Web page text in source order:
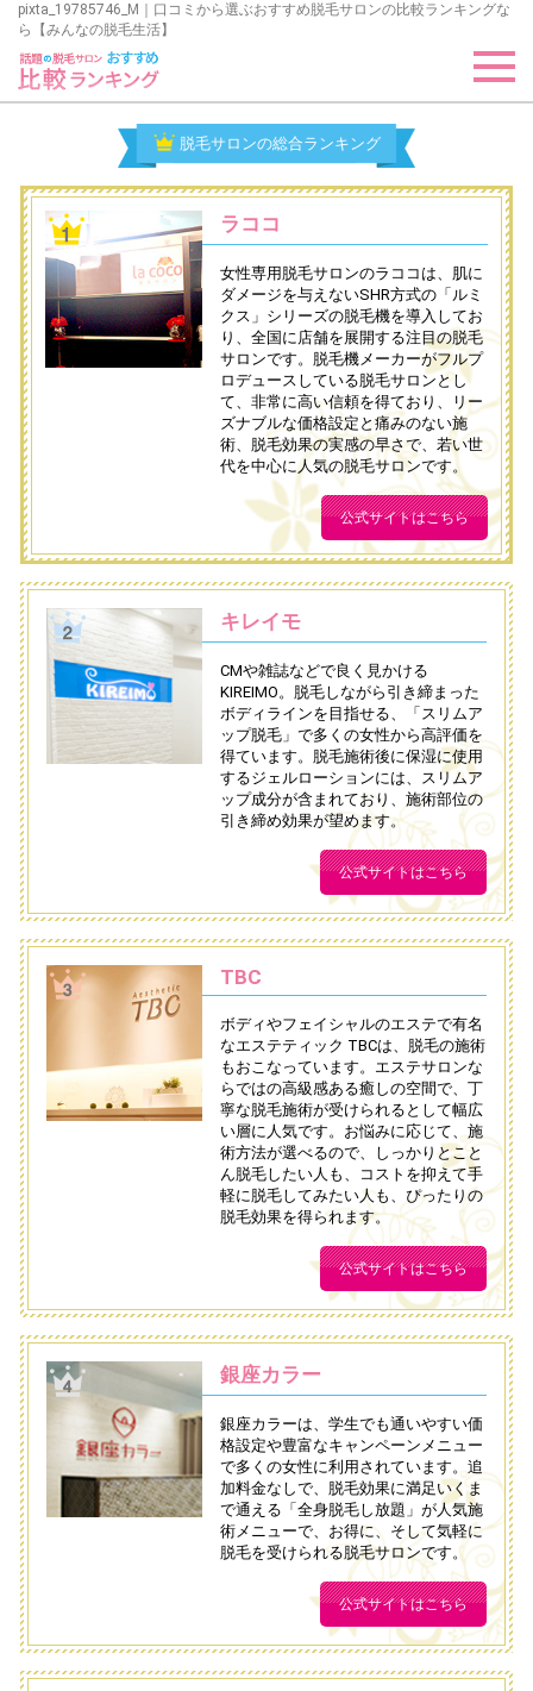
pixta_19785746_M｜口コミから選ぶおすすめ脱毛サロンの比較ランキングな
ら【みんなの脱毛生活】
脱毛サロンの総合ランキング
ラココ
女性専用脱毛サロンのラココは、肌に
ダメージを与えないSHR方式の「ルミ
クス」シリーズの脱毛機を導入してお
り、全国に店舗を展開する注目の脱毛
サロンです。脱毛機メーカーがフルプ
ロデュースしている脱毛サロンとし
て、非常に高い信頼を得ており、リー
ズナブルな価格設定と痛みのない施
術、脱毛効果の実感の早さで、若い世
代を中心に人気の脱毛サロンです。
公式サイトはこちら
キレイモ
CMや雑誌などで良く見かける
KIREIMO。脱毛しながら引き締まった
ボディラインを目指せる、「スリムア
ップ脱毛」で多くの女性から高評価を
得ています。脱毛施術後に保湿に使用
するジェルローションには、スリムア
ップ成分が含まれており、施術部位の
引き締め効果が望めます。
公式サイトはこちら
TBC
ボディやフェイシャルのエステで有名
なエステティック TBCは、脱毛の施術
もおこなっています。エステサロンな
らではの高級感ある癒しの空間で、丁
寧な脱毛施術が受けられるとして幅広
い層に人気です。お悩みに応じて、施
術方法が選べるので、しっかりとこと
ん脱毛したい人も、コストを抑えて手
軽に脱毛してみたい人も、ぴったりの
脱毛効果を得られます。
公式サイトはこちら
銀座カラー
銀座カラーは、学生でも通いやすい価
格設定や豊富なキャンペーンメニュー
で多くの女性に利用されています。追
加料金なしで、脱毛効果に満足いくま
で通える「全身脱毛し放題」が人気施
術メニューで、お得に、そして気軽に
脱毛を受けられる脱毛サロンです。
公式サイトはこちら